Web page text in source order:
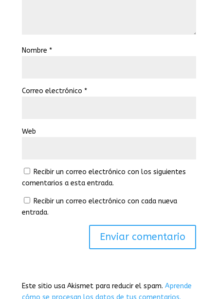
Nombre *
Correo electrónico *
Web
Recibir un correo electrónico con los siguientes
comentarios a esta entrada.
Recibir un correo electrónico con cada nueva
entrada.
Este sitio usa Akismet para reducir el spam. Aprende
cómo se procesan los datos de tus comentarios.